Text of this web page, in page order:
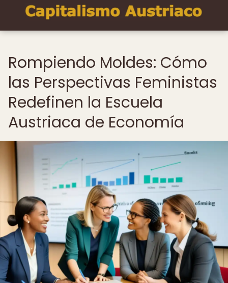
Rompiendo Moldes: Cómo
las Perspectivas Feministas
Redefinen la Escuela
Austriaca de Economía